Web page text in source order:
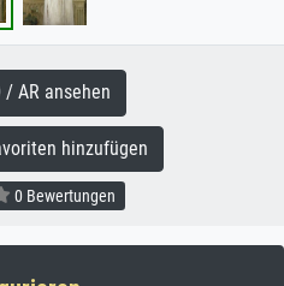
/ AR ansehen
hinzufügen
0 Bewertungen